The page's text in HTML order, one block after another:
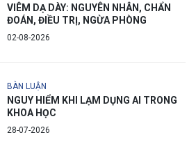
VIÊM DẠ DÀY: NGUYÊN NHÂN, CHẨN
ĐOÁN, ĐIỀU TRỊ, NGỪA PHÒNG
02-08-2026
BÀN LUẬN
NGUY HIỂM KHI LẠM DỤNG AI TRONG
KHOA HỌC
28-07-2026